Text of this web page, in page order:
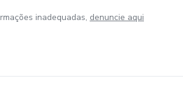
inadequadas, denuncie aqui